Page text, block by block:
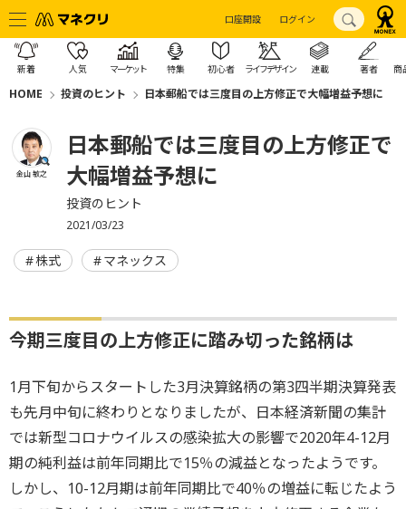
口座開設 ログイン
新着 人気 マーケット 特集 初心者 ライフデザイン 連載 著者 商
HOME 投資のヒント 日本郵船では三度目の上方修正で大幅増益予想に
金山 敏之
日本郵船では三度目の上方修正で
大幅増益予想に
投資のヒント
2021/03/23
株式 マネックス
今期三度目の上方修正に踏み切った銘柄は
1月下旬からスタートした3月決算銘柄の第3四半期決算発表
も先月中旬に終わりとなりましたが、日本経済新聞の集計
では新型コロナウイルスの感染拡大の影響で2020年4-12月
期の純利益は前年同期比で15％の減益となったようです。
しかし、10-12月期は前年同期比で40％の増益に転じたよう